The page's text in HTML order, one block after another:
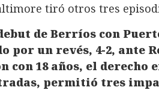
tiró otros tres
de Berríos con
por un revés, 4-2, ante
con 18 años, el derecho
permitió tres